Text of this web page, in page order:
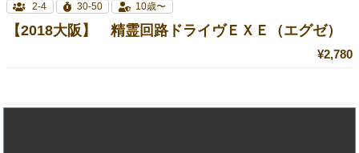
2-4 30-50 10歳〜
【2018大阪】 精霊回路ドライヴＥＸＥ（エグゼ）
¥2,780